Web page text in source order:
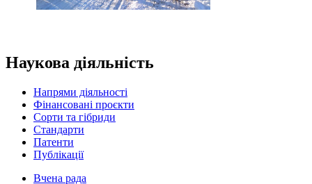
Наукова діяльність
Напрями діяльності
Фінансовані проєкти
Сорти та гібриди
Стандарти
Патенти
Публікації
Вчена рада